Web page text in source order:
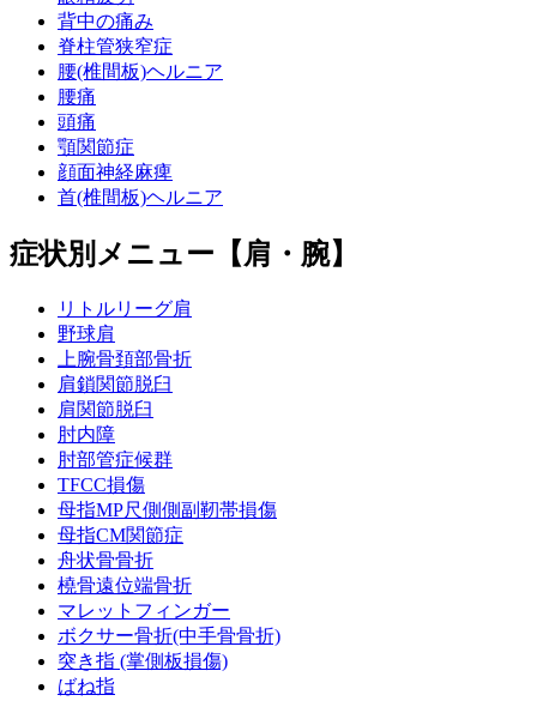
背中の痛み
脊柱管狭窄症
腰(椎間板)ヘルニア
腰痛
頭痛
顎関節症
顔面神経麻痺
首(椎間板)ヘルニア
症状別メニュー【肩・腕】
リトルリーグ肩
野球肩
上腕骨頚部骨折
肩鎖関節脱臼
肩関節脱臼
肘内障
肘部管症候群
TFCC損傷
母指MP尺側側副靭帯損傷
母指CM関節症
舟状骨骨折
橈骨遠位端骨折
マレットフィンガー
ボクサー骨折(中手骨骨折)
突き指 (掌側板損傷)
ばね指